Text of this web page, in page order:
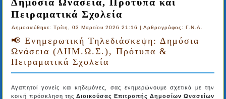
Πειραματικά Σχολεία
Δημοσιεύθηκε: Τρίτη, 03 Μαρτίου 2026 21:16|Αρθρογράφος: Γ.Ν.Α.
📢 Ενημερωτική Τηλεδιάσκεψη: Δημόσια
Ωνάσεια (ΔΗΜ.Ω.Σ.), Πρότυπα &
Πειραματικά Σχολεία
Αγαπητοί γονείς και κηδεμόνες, σας ενημερώνουμε σχετικά με την
κοινή πρόσκληση της Διοικούσας Επιτροπής Δημοσίων Ωνασείων